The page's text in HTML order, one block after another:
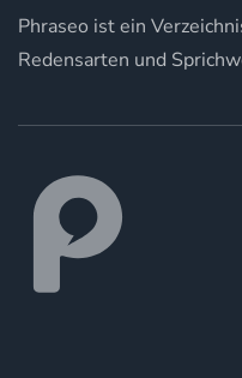
Phraseo ist ein
Redensarten und